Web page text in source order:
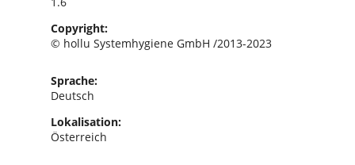
Copyright:
© hollu Systemhygiene GmbH /2013-2023
Sprache:
Deutsch
Lokalisation:
Österreich